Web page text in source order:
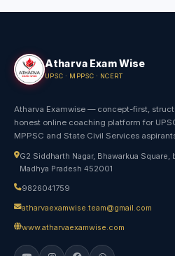
Prize
Geography
Geography Hindi
Agriculture Hindi
Human Geography
Human Geography Hindi
Atharva Exam Wise
UPSC · MPPSC · NCERT
Atharva Examwise — concept-first,
honest online coaching platform for
MPPSC and State Civil Services
G2 Siddharth Nagar, Bhawarkua Square,
Madhya Pradesh 452001
9826041759
atharvaexamwise.team@gmail.com
www.atharvaexamwise.com